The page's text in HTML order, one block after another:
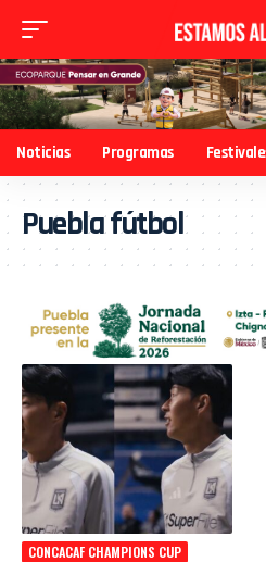
Noticias Programas
Puebla fútbol
CONCACAF CHAMPIONS CUP